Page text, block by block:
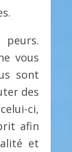
vous
sont
des
ci,
afin
et